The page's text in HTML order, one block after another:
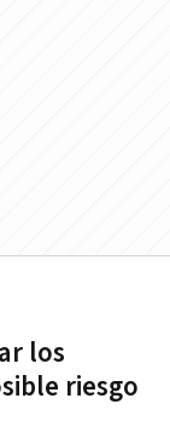
los
riesgo